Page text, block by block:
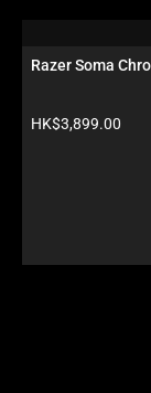
Razer Soma
產品價格:
HK$3,899.00